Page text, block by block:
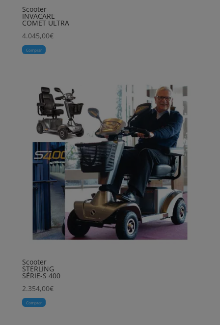
Scooter
INVACARE
COMET ULTRA
4.045,00€
Comprar
Scooter
STERLING
SÉRIE-S 400
2.354,00€
Comprar